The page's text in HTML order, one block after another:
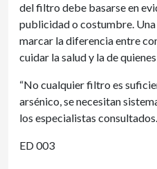
del filtro debe basarse en
publicidad o costumbre.
marcar la diferencia entre
cuidar la salud y la de
“No cualquier filtro es
arsénico, se necesitan
los especialistas consultados.
ED 003